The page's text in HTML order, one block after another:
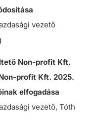
vezető
Non-profit Kft.
profit Kft. 2025.
elfogadása
vezető, Tóth